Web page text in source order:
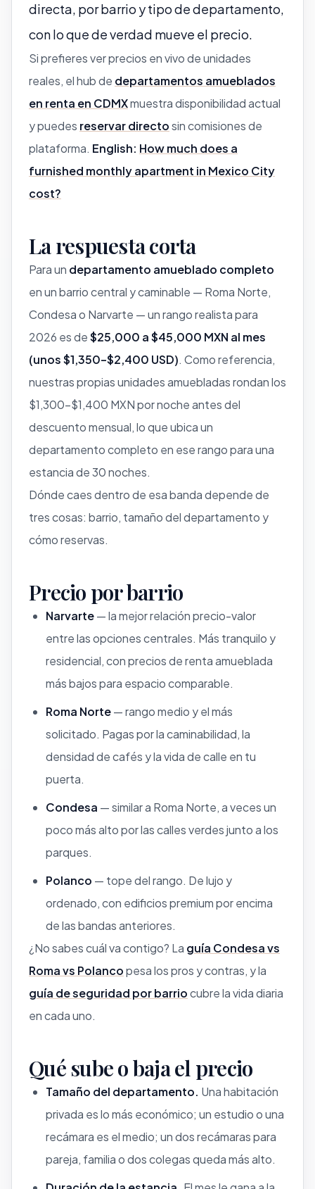
directa, por barrio y tipo de departamento,
con lo que de verdad mueve el precio.
Si prefieres ver precios en vivo de unidades
reales, el hub de departamentos amueblados
en renta en CDMXmuestra disponibilidad actual
y puedes reservar directosin comisiones de
plataforma. English: How much does a
furnished monthly apartment in Mexico City
cost?
La respuesta corta
Para un departamento amueblado completo
en un barrio central y caminable — Roma Norte,
Condesa o Narvarte — un rango realista para
2026 es de$25,000 a $45,000 MXN al mes
(unos $1,350–$2,400 USD). Como referencia,
nuestras propias unidades amuebladas rondan los
$1,300–$1,400 MXN por noche antes del
descuento mensual, lo que ubica un
departamento completo en ese rango para una
estancia de 30 noches.
Dónde caes dentro de esa banda depende de
tres cosas: barrio, tamaño del departamento y
cómo reservas.
Precio por barrio
Narvarte— la mejor relación precio-valor
entre las opciones centrales. Más tranquilo y
residencial, con precios de renta amueblada
más bajos para espacio comparable.
Roma Norte— rango medio y el más
solicitado. Pagas por la caminabilidad, la
densidad de cafés y la vida de calle en tu
puerta.
Condesa — similar a Roma Norte, a veces un
poco más alto por las calles verdes junto a los
parques.
Polanco — tope del rango. De lujo y
ordenado, con edificios premium por encima
de las bandas anteriores.
¿No sabes cuál va contigo? La guía Condesa vs
Roma vs Polancopesa los pros y contras, y la
guía de seguridad por barriocubre la vida diaria
en cada uno.
Qué sube o baja el precio
Tamaño del departamento. Una habitación
privada es lo más económico; un estudio o una
recámara es el medio; un dos recámaras para
pareja, familia o dos colegas queda más alto.